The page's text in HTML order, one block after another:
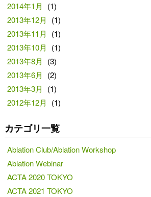
2014年1月
(1)
2013年12月
(1)
2013年11月
(1)
2013年10月
(1)
2013年8月
(3)
2013年6月
(2)
2013年3月
(1)
2012年12月
(1)
カテゴリ一覧
Ablation Club/Ablation Workshop
Ablation Webinar
ACTA 2020 TOKYO
ACTA 2021 TOKYO